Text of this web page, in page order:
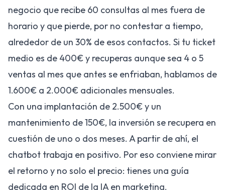
negocio que recibe 60 consultas al mes fuera de
horario y que pierde, por no contestar a tiempo,
alrededor de un 30% de esos contactos. Si tu ticket
medio es de 400€ y recuperas aunque sea 4 o 5
ventas al mes que antes se enfriaban, hablamos de
1.600€ a 2.000€ adicionales mensuales.
Con una implantación de 2.500€ y un
mantenimiento de 150€, la inversión se recupera en
cuestión de uno o dos meses. A partir de ahí, el
chatbot trabaja en positivo. Por eso conviene mirar
el retorno y no solo el precio: tienes una guía
dedicada en ROI de la IA en marketing.